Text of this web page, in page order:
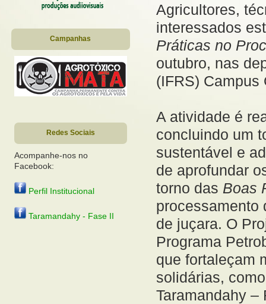
Campanhas
Redes Sociais
Acompanhe-nos no
Facebook:
Perfil Institucional
Taramandahy - Fase II
Agricultores,
interessados
Práticas no
outubro, nas
(IFRS) Campus
A atividade é
concluindo um
sustentável e
de aprofundar
torno das Boas
processamento
de juçara. O
Programa
que fortaleçam
solidárias,
Taramandahy –